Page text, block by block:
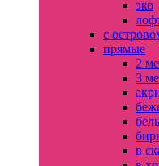
эко
с
прямые
2
3
в